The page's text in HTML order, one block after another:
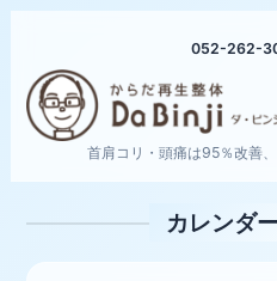
052-262-
首肩コリ・頭痛は95％改善
カレンダ